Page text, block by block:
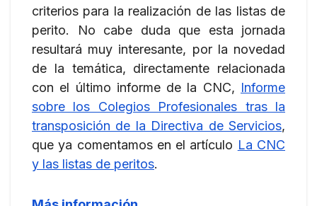
criterios para la realización de las listas de
perito. No cabe duda que esta jornada
resultará muy interesante, por la novedad
de la temática, directamente relacionada
con el último informe de la CNC, Informe
sobre los Colegios Profesionales tras la
transposición de la Directiva de Servicios,
que ya comentamos en el artículo La CNC
y las listas de peritos.